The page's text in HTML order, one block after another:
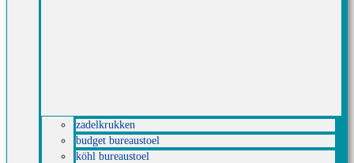
zadelkrukken
budget bureaustoel
köhl bureaustoel